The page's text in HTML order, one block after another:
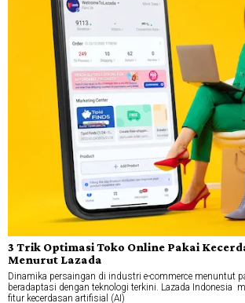
3 Trik Optimasi Toko Online Pakai
Menurut Lazada
Dinamika persaingan di industri e-commerce menuntut
beradaptasi dengan teknologi terkini. Lazada Indonesia
fitur kecerdasan artifisial (AI)